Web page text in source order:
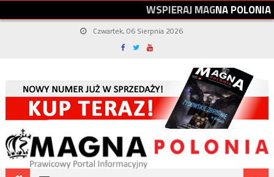
WSPIERAJMAGNAPOLONIA
Czwartek, 06 Sierpnia 2026